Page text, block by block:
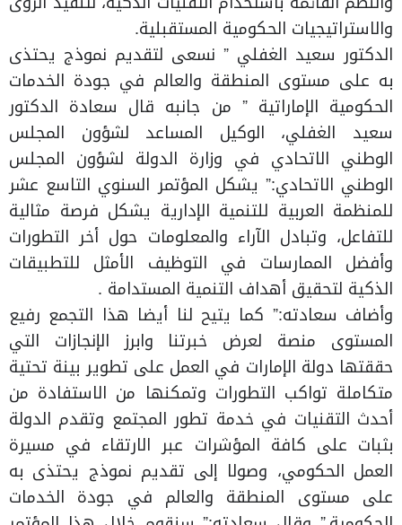
والاستراتيجيات الحكومية المستقبلية.
الدكتور سعيد الغفلي ” نسعى لتقديم نموذج يحتذى
به على مستوى المنطقة والعالم في جودة الخدمات
الحكومية الإماراتية ” من جانبه قال سعادة الدكتور
سعيد الغفلي، الوكيل المساعد لشؤون المجلس
الوطني الاتحادي في وزارة الدولة لشؤون المجلس
الوطني الاتحادي:” يشكل المؤتمر السنوي التاسع عشر
للمنظمة العربية للتنمية الإدارية يشكل فرصة مثالية
للتفاعل، وتبادل الآراء والمعلومات حول أخر التطورات
وأفضل الممارسات في التوظيف الأمثل للتطبيقات
الذكية لتحقيق أهداف التنمية المستدامة .
وأضاف سعادته:” كما يتيح لنا أيضا هذا التجمع رفيع
المستوى منصة لعرض خبرتنا وابرز الإنجازات التي
حققتها دولة الإمارات في العمل على تطوير بينة تحتية
متكاملة تواكب التطورات وتمكنها من الاستفادة من
أحدث التقنيات في خدمة تطور المجتمع وتقدم الدولة
بثبات على كافة المؤشرات عبر الارتقاء في مسيرة
العمل الحكومي، وصولا إلى تقديم نموذج يحتذى به
على مستوى المنطقة والعالم في جودة الخدمات